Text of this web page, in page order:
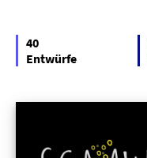
40
Entwürfe